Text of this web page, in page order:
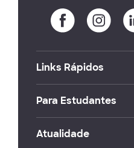
Links Rápidos
Para Estudantes
Atualidade